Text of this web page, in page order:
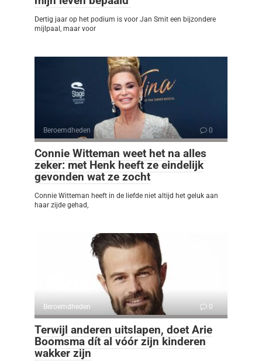
Dertig jaar op het podium is voor Jan Smit een bijzondere
mijlpaal, maar voor
Beroemdheden 0
Connie Witteman weet het na alles
zeker: met Henk heeft ze eindelijk
gevonden wat ze zocht
Connie Witteman heeft in de liefde niet altijd het geluk aan
haar zijde gehad,
Beroemdheden 0
Terwijl anderen uitslapen, doet Arie
Boomsma dít al vóór zijn kinderen
wakker zijn